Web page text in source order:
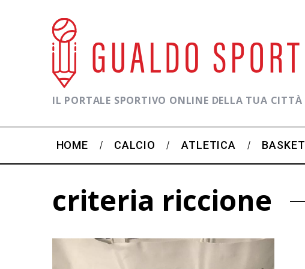
IL PORTALE SPORTIVO ONLINE DELLA TUA CITTÀ
HOME CALCIO ATLETICA BASKET
criteria riccione